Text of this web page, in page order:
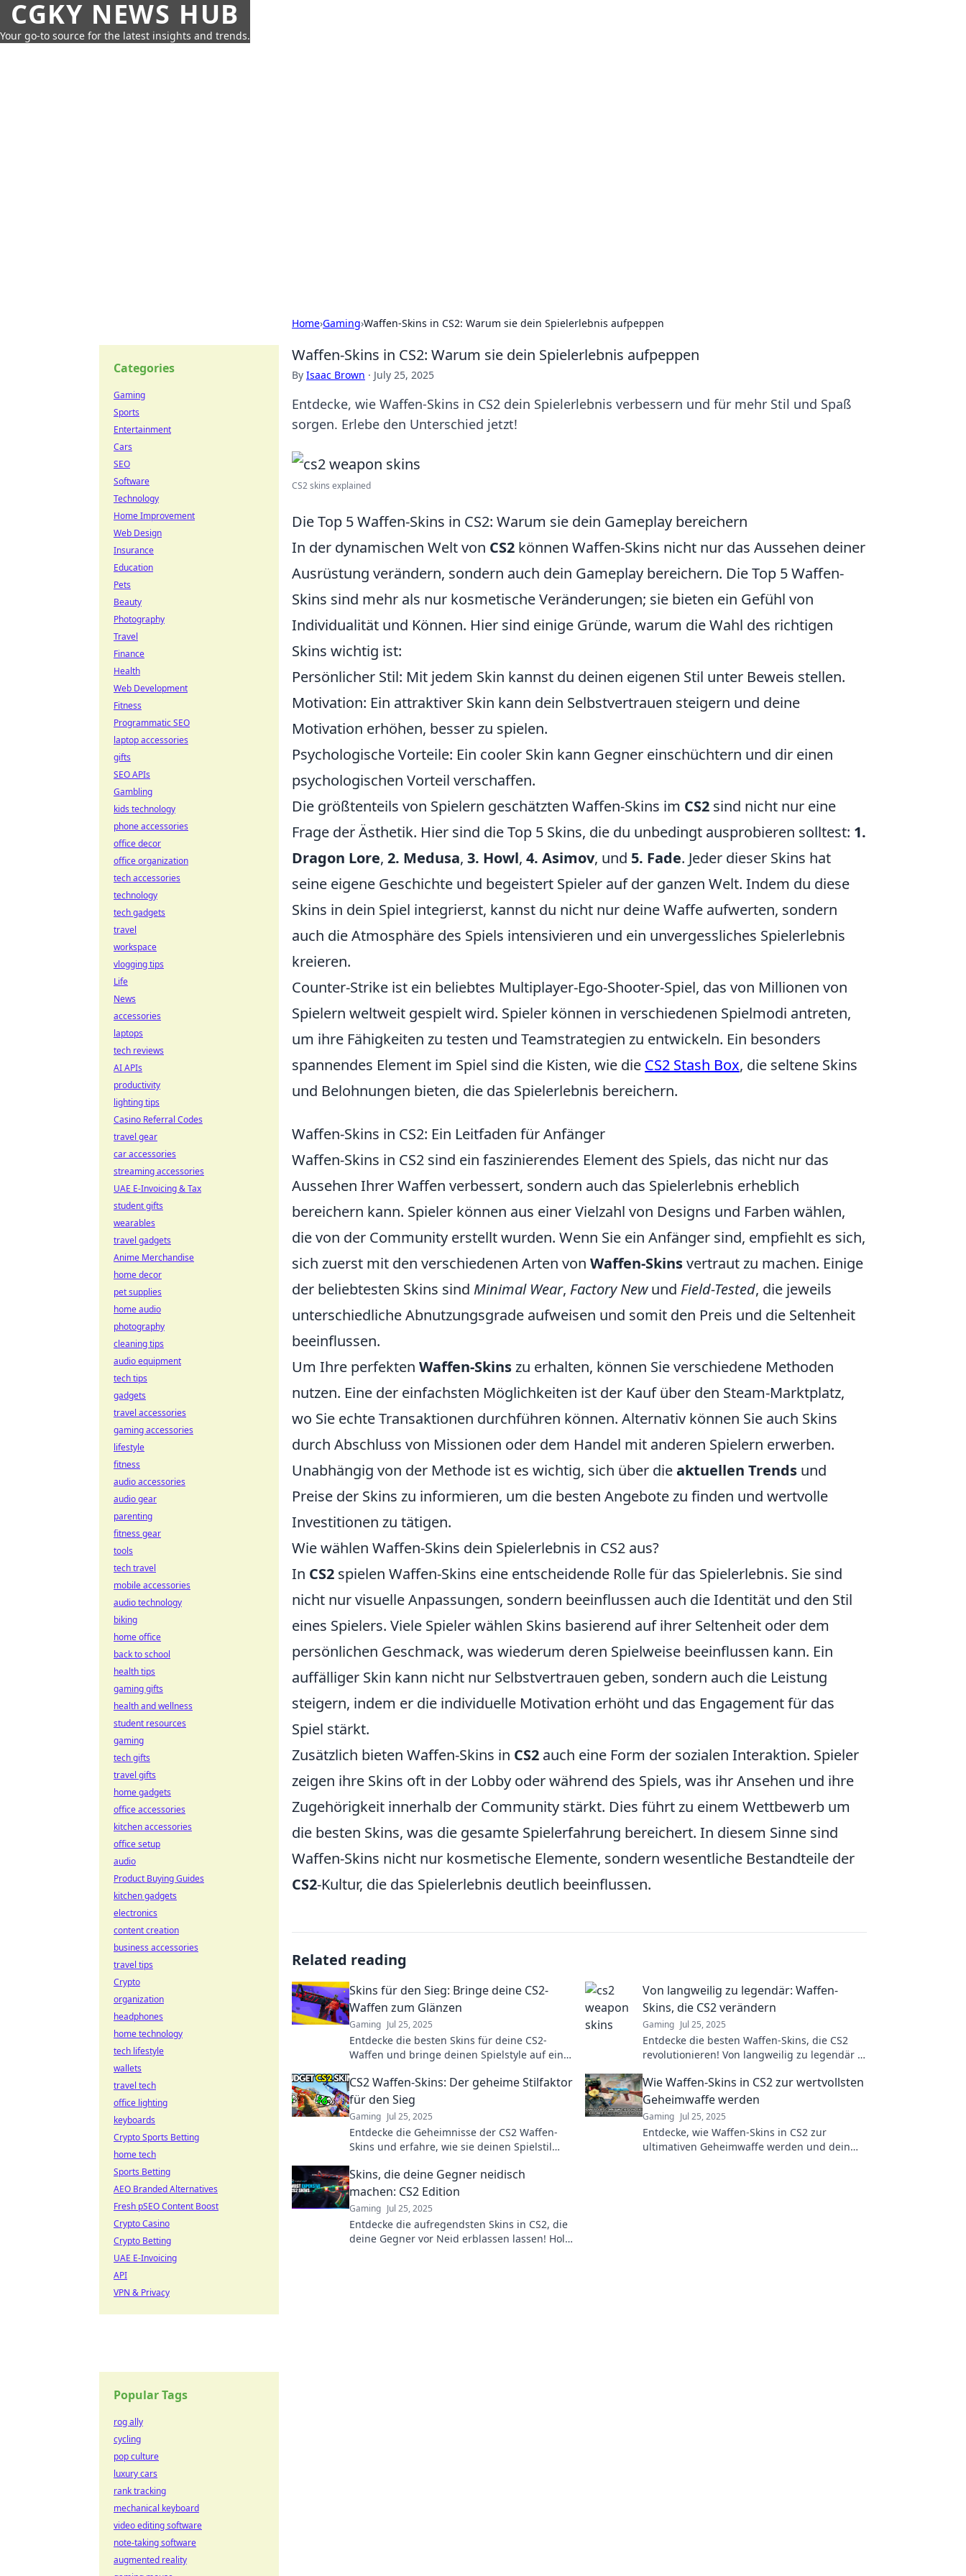
CGKY NEWS HUB
Your go-to source for the latest insights and trends.
Home›Gaming›Waffen-Skins in CS2: Warum sie dein Spielerlebnis aufpeppen
Waffen-Skins in CS2: Warum sie dein Spielerlebnis aufpeppen
By Isaac Brown · July 25, 2025
Entdecke, wie Waffen-Skins in CS2 dein Spielerlebnis verbessern und für mehr Stil und Spaß
sorgen. Erlebe den Unterschied jetzt!
CS2 skins explained
Die Top 5 Waffen-Skins in CS2: Warum sie dein Gameplay bereichern
In der dynamischen Welt von CS2 können Waffen-Skins nicht nur das Aussehen deiner
Ausrüstung verändern, sondern auch dein Gameplay bereichern. Die Top 5 Waffen-
Skins sind mehr als nur kosmetische Veränderungen; sie bieten ein Gefühl von
Individualität und Können. Hier sind einige Gründe, warum die Wahl des richtigen
Skins wichtig ist:
Persönlicher Stil: Mit jedem Skin kannst du deinen eigenen Stil unter Beweis stellen.
Motivation: Ein attraktiver Skin kann dein Selbstvertrauen steigern und deine
Motivation erhöhen, besser zu spielen.
Psychologische Vorteile: Ein cooler Skin kann Gegner einschüchtern und dir einen
psychologischen Vorteil verschaffen.
Die größtenteils von Spielern geschätzten Waffen-Skins im CS2 sind nicht nur eine
Frage der Ästhetik. Hier sind die Top 5 Skins, die du unbedingt ausprobieren solltest: 1.
Dragon Lore, 2. Medusa, 3. Howl, 4. Asimov, und 5. Fade. Jeder dieser Skins hat
seine eigene Geschichte und begeistert Spieler auf der ganzen Welt. Indem du diese
Skins in dein Spiel integrierst, kannst du nicht nur deine Waffe aufwerten, sondern
auch die Atmosphäre des Spiels intensivieren und ein unvergessliches Spielerlebnis
kreieren.
Counter-Strike ist ein beliebtes Multiplayer-Ego-Shooter-Spiel, das von Millionen von
Spielern weltweit gespielt wird. Spieler können in verschiedenen Spielmodi antreten,
um ihre Fähigkeiten zu testen und Teamstrategien zu entwickeln. Ein besonders
spannendes Element im Spiel sind die Kisten, wie die CS2 Stash Box, die seltene Skins
und Belohnungen bieten, die das Spielerlebnis bereichern.
Waffen-Skins in CS2: Ein Leitfaden für Anfänger
Waffen-Skins in CS2 sind ein faszinierendes Element des Spiels, das nicht nur das
Aussehen Ihrer Waffen verbessert, sondern auch das Spielerlebnis erheblich
bereichern kann. Spieler können aus einer Vielzahl von Designs und Farben wählen,
die von der Community erstellt wurden. Wenn Sie ein Anfänger sind, empfiehlt es sich,
sich zuerst mit den verschiedenen Arten von Waffen-Skinsvertraut zu machen. Einige
der beliebtesten Skins sind Minimal Wear, Factory Newund Field-Tested, die jeweils
unterschiedliche Abnutzungsgrade aufweisen und somit den Preis und die Seltenheit
beeinflussen.
Um Ihre perfekten Waffen-Skinszu erhalten, können Sie verschiedene Methoden
nutzen. Eine der einfachsten Möglichkeiten ist der Kauf über den Steam-Marktplatz,
wo Sie echte Transaktionen durchführen können. Alternativ können Sie auch Skins
durch Abschluss von Missionen oder dem Handel mit anderen Spielern erwerben.
Unabhängig von der Methode ist es wichtig, sich über dieaktuellen Trends und
Preise der Skins zu informieren, um die besten Angebote zu finden und wertvolle
Investitionen zu tätigen.
Wie wählen Waffen-Skins dein Spielerlebnis in CS2 aus?
In CS2 spielen Waffen-Skins eine entscheidende Rolle für das Spielerlebnis. Sie sind
nicht nur visuelle Anpassungen, sondern beeinflussen auch die Identität und den Stil
eines Spielers. Viele Spieler wählen Skins basierend auf ihrer Seltenheit oder dem
persönlichen Geschmack, was wiederum deren Spielweise beeinflussen kann. Ein
auffälliger Skin kann nicht nur Selbstvertrauen geben, sondern auch die Leistung
steigern, indem er die individuelle Motivation erhöht und das Engagement für das
Spiel stärkt.
Zusätzlich bieten Waffen-Skins in CS2 auch eine Form der sozialen Interaktion. Spieler
zeigen ihre Skins oft in der Lobby oder während des Spiels, was ihr Ansehen und ihre
Zugehörigkeit innerhalb der Community stärkt. Dies führt zu einem Wettbewerb um
die besten Skins, was die gesamte Spielerfahrung bereichert. In diesem Sinne sind
Waffen-Skins nicht nur kosmetische Elemente, sondern wesentliche Bestandteile der
CS2-Kultur, die das Spielerlebnis deutlich beeinflussen.
Related reading
Skins für den Sieg: Bringe deine CS2-
Waffen zum Glänzen
Gaming Jul 25, 2025
Entdecke die besten Skins für deine CS2-
Waffen und bringe deinen Spielstyle auf ein
Von langweilig zu legendär: Waffen-
Skins, die CS2 verändern
Gaming Jul 25, 2025
Entdecke die besten Waffen-Skins, die CS2
revolutionieren! Von langweilig zu legendär –
CS2 Waffen-Skins: Der geheime Stilfaktor
für den Sieg
Gaming Jul 25, 2025
Entdecke die Geheimnisse der CS2 Waffen-
Skins und erfahre, wie sie deinen Spielstil
besten Tipps!
Wie Waffen-Skins in CS2 zur wertvollsten
Geheimwaffe werden
Gaming Jul 25, 2025
Entdecke, wie Waffen-Skins in CS2 zur
ultimativen Geheimwaffe werden und dein
Skins, die deine Gegner neidisch
machen: CS2 Edition
Gaming Jul 25, 2025
Entdecke die aufregendsten Skins in CS2, die
deine Gegner vor Neid erblassen lassen! Hol
Categories
Gaming
Sports
Entertainment
Cars
SEO
Software
Technology
Home Improvement
Web Design
Insurance
Education
Pets
Beauty
Photography
Travel
Finance
Health
Web Development
Fitness
Programmatic SEO
laptop accessories
gifts
SEO APIs
Gambling
kids technology
phone accessories
office decor
office organization
tech accessories
technology
tech gadgets
travel
workspace
vlogging tips
Life
News
accessories
laptops
tech reviews
AI APIs
productivity
lighting tips
Casino Referral Codes
travel gear
car accessories
streaming accessories
UAE E-Invoicing & Tax
student gifts
wearables
travel gadgets
Anime Merchandise
home decor
pet supplies
home audio
photography
cleaning tips
audio equipment
tech tips
gadgets
travel accessories
gaming accessories
lifestyle
fitness
audio accessories
audio gear
parenting
fitness gear
tools
tech travel
mobile accessories
audio technology
biking
home office
back to school
health tips
gaming gifts
health and wellness
student resources
gaming
tech gifts
travel gifts
home gadgets
office accessories
kitchen accessories
office setup
audio
Product Buying Guides
kitchen gadgets
electronics
content creation
business accessories
travel tips
Crypto
organization
headphones
home technology
tech lifestyle
wallets
travel tech
office lighting
keyboards
Crypto Sports Betting
home tech
Sports Betting
AEO Branded Alternatives
Fresh pSEO Content Boost
Crypto Casino
Crypto Betting
UAE E-Invoicing
API
VPN & Privacy
Popular Tags
rog ally
cycling
pop culture
luxury cars
rank tracking
mechanical keyboard
video editing software
note-taking software
augmented reality